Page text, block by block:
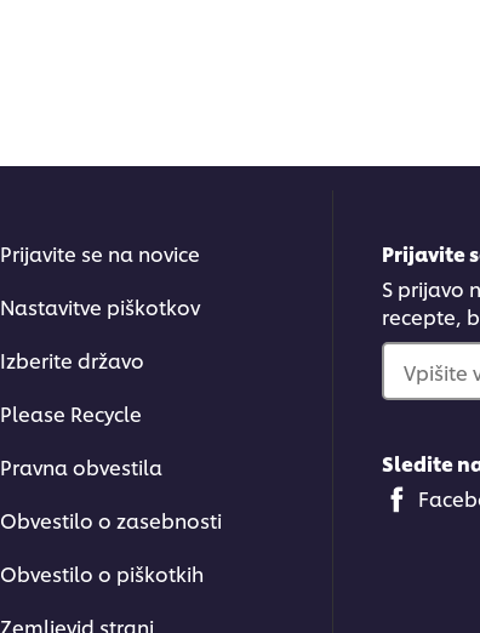
Prijavite se na novice
Nastavitve piškotkov
Izberite državo
Please Recycle
Pravna obvestila
Obvestilo o zasebnosti
Obvestilo o piškotkih
Zemljevid strani
Prijavite
S prijavo
recepte,
Vpišite
Sledite